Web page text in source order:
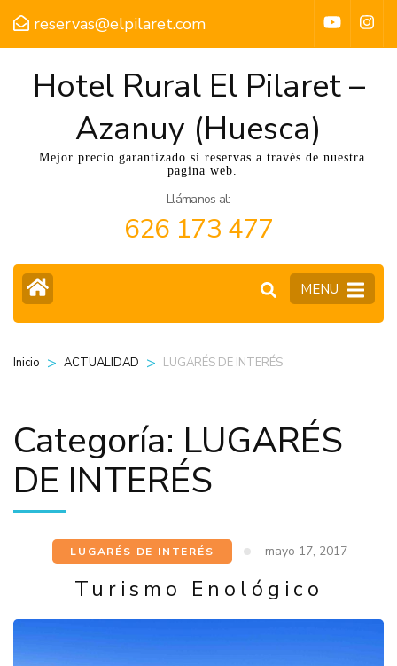
reservas@elpilaret.com
Hotel Rural El Pilaret –
Azanuy (Huesca)
Mejor precio garantizado si reservas a través de nuestra
pagina web.
Llámanos al:
626 173 477
MENU
Inicio > ACTUALIDAD > LUGARÉS DE INTERÉS
Categoría: LUGARÉS
DE INTERÉS
LUGARÉS DE INTERÉS mayo 17, 2017
Turismo Enológico